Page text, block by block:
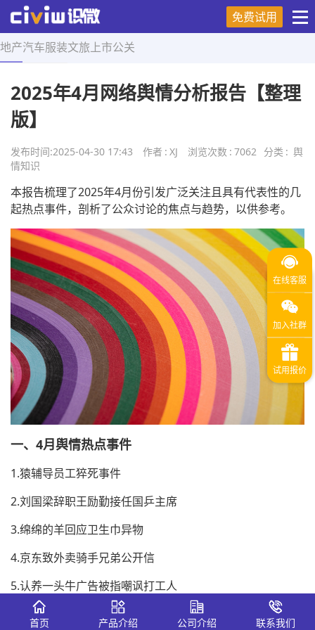
免费试用
地产汽车服装文旅 上市公关
首页 > 舆情知识 > 正文
2025年4月网络舆情分析报告【整理
版】
发布时间:2025-04-30 17:43 作者 : XJ 浏览次数 : 7062 分类 : 舆
情知识
本报告梳理了2025年4月份引发广泛关注且具有代表性的几
起热点事件，剖析了公众讨论的焦点与趋势，以供参考。
一、4月舆情热点事件
1.猿辅导员工猝死事件
2.刘国梁辞职王励勤接任国乒主席
3.绵绵的羊回应卫生巾异物
4.京东致外卖骑手兄弟公开信
5.认养一头牛广告被指嘲讽打工人
6.甲亢哥带火荣昌卤鹅
首页 产品介绍 公司介绍 联系我们